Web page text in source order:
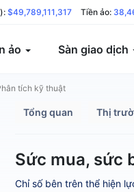
$49,789,111,317 Tiền ảo:
ảo Sàn giao dịch
tích kỹ thuật
Tổng quan Thị
Sức mua, sức
Chỉ số bên trên thể hiện